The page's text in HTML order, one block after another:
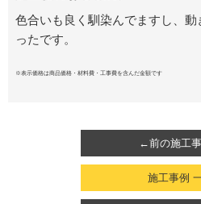
色合いも良く馴染んでますし、
ったです。
※表示価格は商品価格・材料費・工事費を含んだ金額です
←前の施工
施工事例